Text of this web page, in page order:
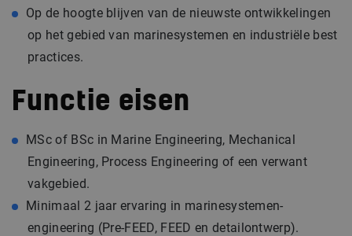
Op de hoogte blijven van de nieuwste ontwikkelingen
op het gebied van marinesystemen en industriële best
practices.
Functie eisen
MSc of BSc in Marine Engineering, Mechanical
Engineering, Process Engineering of een verwant
vakgebied.
Minimaal 2 jaar ervaring in marinesystemen-
engineering (Pre-FEED, FEED en detailontwerp).